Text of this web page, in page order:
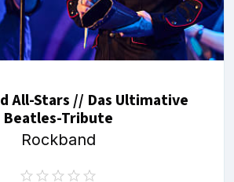
All-Stars // Das Ultimative
Beatles-Tribute
Rockband